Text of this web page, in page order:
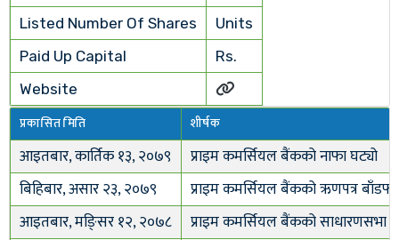
Listed Number Of Shares
Units
Paid Up Capital
Rs.
Website
प्रकासित मिति शीर्षक
आइतबार, कार्तिक १३, २०७९
प्राइम कमर्सियल बैंकको नाफा घट्यो
बिहिबार, असार २३, २०७९
प्राइम कमर्सियल बैंकको ऋणपत्र
आइतबार, मङि्सर १२, २०७८
प्राइम कमर्सियल बैंकको साधारणसभा